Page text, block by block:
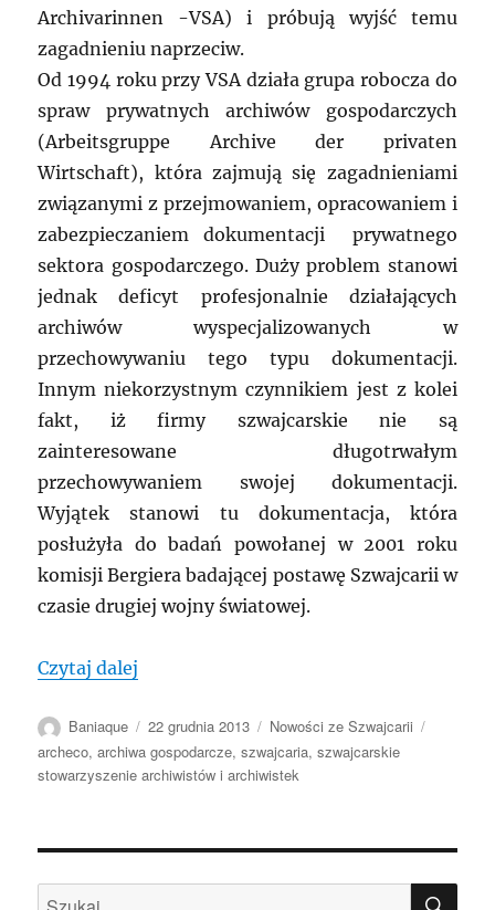
Archivarinnen -VSA) i próbują wyjść temu
zagadnieniu naprzeciw.
Od 1994 roku przy VSA działa grupa robocza do
spraw prywatnych archiwów gospodarczych
(Arbeitsgruppe Archive der privaten
Wirtschaft), która zajmują się zagadnieniami
związanymi z przejmowaniem, opracowaniem i
zabezpieczaniem dokumentacji prywatnego
sektora gospodarczego. Duży problem stanowi
jednak deficyt profesjonalnie działających
archiwów wyspecjalizowanych w
przechowywaniu tego typu dokumentacji.
Innym niekorzystnym czynnikiem jest z kolei
fakt, iż firmy szwajcarskie nie są
zainteresowane długotrwałym
przechowywaniem swojej dokumentacji.
Wyjątek stanowi tu dokumentacja, która
posłużyła do badań powołanej w 2001 roku
komisji Bergiera badającej postawę Szwajcarii w
czasie drugiej wojny światowej.
Czytaj dalej
Autor
Baniaque
Data
publikacji
22 grudnia 2013 Kategorie
Nowości ze Szwajcarii
archeco,archiwa gospodarcze,szwajcaria,szwajcarskie
stowarzyszenie archiwistów i archiwistek
Szukaj: